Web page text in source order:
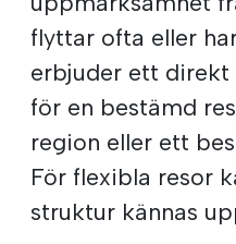
flyttar ofta eller
erbjuder ett
för en bestämd
region eller ett
För flexibla resor
struktur kännas